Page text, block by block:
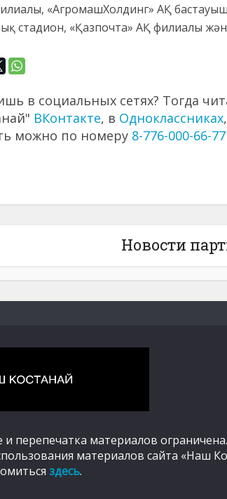
«АгромашХолдинг» АҚ
стадион, «Қазпочта» АҚ филиалы
в социальных сетях? Тогда
ВКонтакте, в Одноклассниках,
можно по номеру 8-776-000-66-77
Новости
перепечатка материалов
материалов сайта «Наш
здесь.